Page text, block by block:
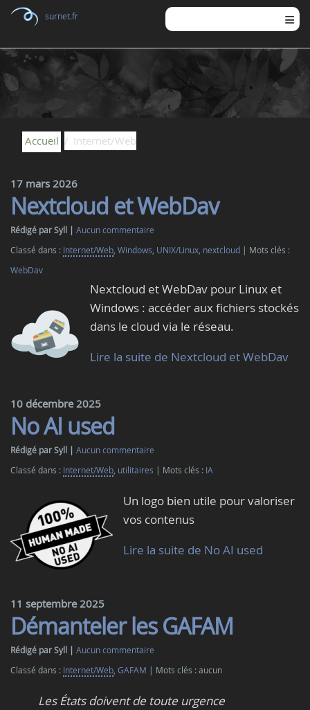
surnet.fr
Accueil Internet/Web
17 mars 2026
Nextcloud et WebDav
Rédigé par Syll
Aucun commentaire
Classé dans : Internet/Web Windows UNIX/Linux nextcloud
Mots clés :
WebDav
Nextcloud et WebDav pour Linux et
Windows : accéder aux fichiers stockés
dans le cloud via le réseau.
Lire la suite de Nextcloud et WebDav
10 décembre 2025
No AI used
Rédigé par Syll
Aucun commentaire
Classé dans : Internet/Web utilitaires Mots clés : IA
Un logo bien utile pour valoriser
vos contenus
Lire la suite de No AI used
11 septembre 2025
Démanteler les GAFAM
Rédigé par Syll
Aucun commentaire
Classé dans : Internet/Web GAFAM Mots clés : aucun
Les États doivent de toute urgence